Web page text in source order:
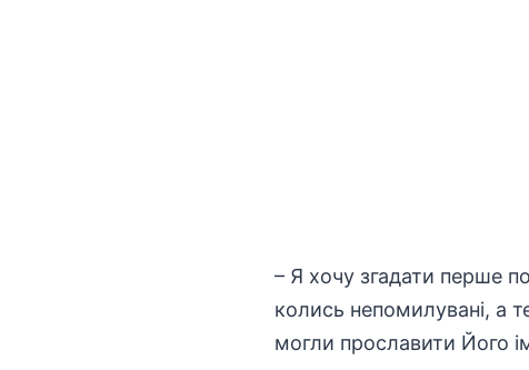
– Я хочу згадати перше
колись непомилувані, а
могли прославити Його